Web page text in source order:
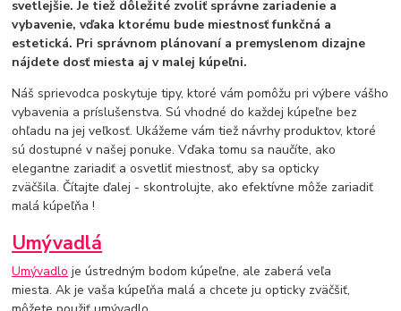
svetlejšie. Je tiež dôležité zvoliť správne zariadenie a
vybavenie, vďaka ktorému bude miestnosť funkčná a
estetická. Pri správnom plánovaní a premyslenom dizajne
nájdete dosť miesta aj v malej kúpeľni.
Náš sprievodca poskytuje tipy, ktoré vám pomôžu pri výbere vášho
vybavenia a príslušenstva. Sú vhodné do každej kúpeľne bez
ohľadu na jej veľkosť. Ukážeme vám tiež návrhy produktov, ktoré
sú dostupné v našej ponuke. Vďaka tomu sa naučíte, ako
elegantne zariadiť a osvetliť miestnosť, aby sa opticky
zväčšila. Čítajte ďalej - skontrolujte, ako efektívne môže zariadiť
malá kúpeľňa !
Umývadlá
Umývadlo je ústredným bodom kúpeľne, ale zaberá veľa
miesta. Ak je vaša kúpeľňa malá a chcete ju opticky zväčšiť,